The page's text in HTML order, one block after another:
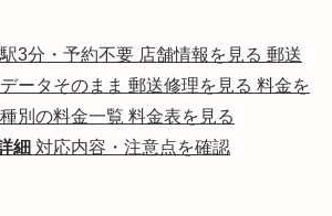
3分・予約不要 店舗情報を見る 郵送
ータそのまま 郵送修理を見る 料金を
別の料金一覧 料金表を見る
細 対応内容・注意点を確認